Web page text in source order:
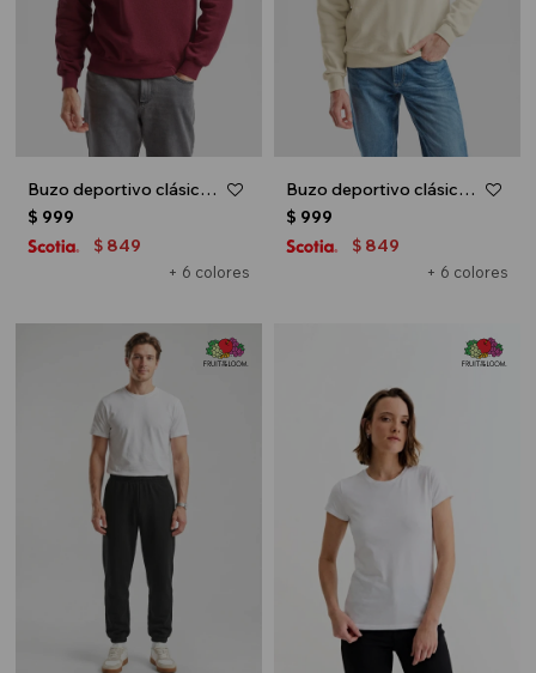
Buzo deportivo clásico escote redondo - UNISEX - Bordo
+ 6 colores
$ 999
$ 849
Buzo deportivo clásico escote redondo - UNISEX - Natural
+ 6 colores
$ 999
$ 849